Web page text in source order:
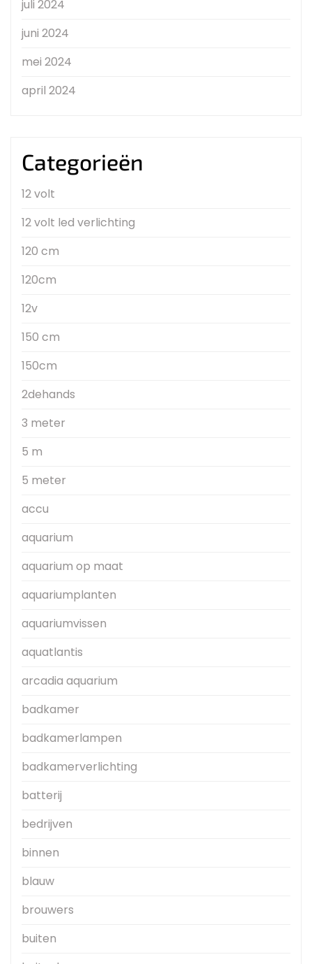
juli 2024
juni 2024
mei 2024
april 2024
Categorieën
12 volt
12 volt led verlichting
120 cm
120cm
12v
150 cm
150cm
2dehands
3 meter
5 m
5 meter
accu
aquarium
aquarium op maat
aquariumplanten
aquariumvissen
aquatlantis
arcadia aquarium
badkamer
badkamerlampen
badkamerverlichting
batterij
bedrijven
binnen
blauw
brouwers
buiten